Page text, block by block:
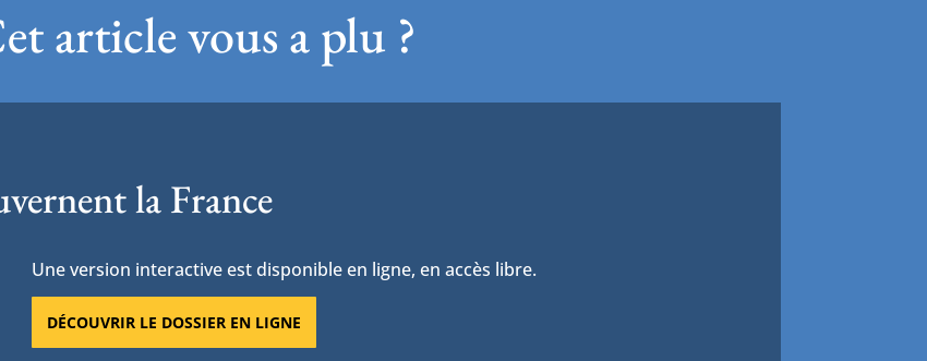
article vous a plu ?
la France
Une version interactive est disponible en ligne, en accès libre.
DÉCOUVRIR LE DOSSIER EN LIGNE